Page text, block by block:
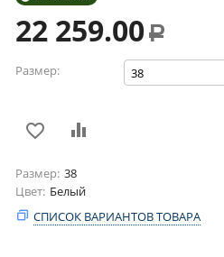
22 259.00 Р
Размер:
Размер 38
Цвет Белый
СПИСОК ВАРИАНТОВ ТОВАРА